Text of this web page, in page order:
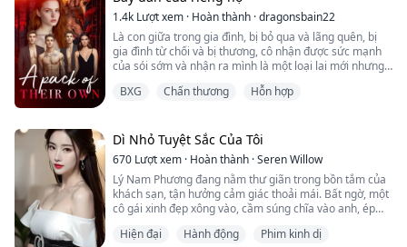
Emma sẽ làm gì? Bạn đời của cô ấy có hối hận vì đã từ
chối cô ấy không? Bạn đời của cô ấy có cứu cô ấy khỏi
những người xung quanh không?
anh ấy và con dâu.
Và kết quả là bây giờ tình huống trở nên ngượng
ngùng...
1.4k Lượt xem · Hoàn thành ·dragonsbain22
Là con giữa trong gia đình, bị bỏ qua và lãng quên, bị
gia đình từ chối và bị thương, cô nhận được sức mạnh
của sói sớm và nhận ra mình là một loại lai mới nhưng
khỏi bầy cùng với người bạn thân và bà ngoại để đến
bạn thân, em trai của bạn đời định mệnh và bà ngoại,
họ bắt đầu xây dựng bầy của riêng mình.
BXG Chấn thương Hỗn hợp
Dì Nhỏ Tuyệt Sắc Của Tôi
670 Lượt xem · Hoàn thành ·Seren Willow
Lý Nam Phương đang nằm thư giãn trong bồn tắm của
khách sạn, tận hưởng cảm giác thoải mái. Bất ngờ, một
cô gái xinh đẹp xông vào, cầm súng chĩa vào anh, ép
xinh đẹp đó lại chính là dì út của anh...
Hiện đại Hành động Phim kinh dị